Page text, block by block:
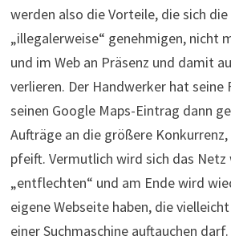
werden also die Vorteile, die sich die
„illegalerweise“ genehmigen, nicht
und im Web an Präsenz und damit
verlieren. Der Handwerker hat seine
seinen Google Maps-Eintrag dann
Aufträge an die größere
pfeift. Vermutlich wird sich das Netz
„entflechten“ und am Ende wird
eigene Webseite haben, die
einer Suchmaschine auftauchen